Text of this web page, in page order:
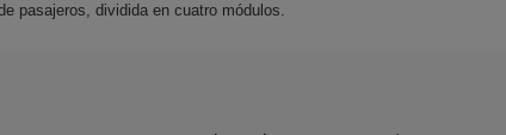
pasajeros, dividida en cuatro módulos.